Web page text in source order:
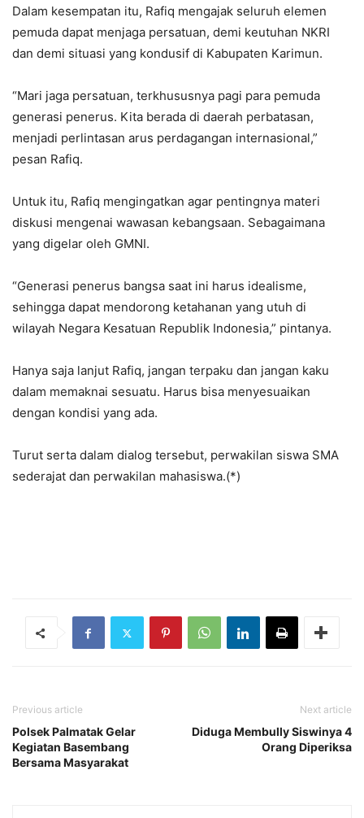
Dalam kesempatan itu, Rafiq mengajak seluruh elemen
pemuda dapat menjaga persatuan, demi keutuhan NKRI
dan demi situasi yang kondusif di Kabupaten Karimun.
“Mari jaga persatuan, terkhususnya pagi para pemuda
generasi penerus. Kita berada di daerah perbatasan,
menjadi perlintasan arus perdagangan internasional,”
pesan Rafiq.
Untuk itu, Rafiq mengingatkan agar pentingnya materi
diskusi mengenai wawasan kebangsaan. Sebagaimana
yang digelar oleh GMNI.
“Generasi penerus bangsa saat ini harus idealisme,
sehingga dapat mendorong ketahanan yang utuh di
wilayah Negara Kesatuan Republik Indonesia,” pintanya.
Hanya saja lanjut Rafiq, jangan terpaku dan jangan kaku
dalam memaknai sesuatu. Harus bisa menyesuaikan
dengan kondisi yang ada.
Turut serta dalam dialog tersebut, perwakilan siswa SMA
sederajat dan perwakilan mahasiswa.(*)
Previous article
Polsek Palmatak Gelar
Kegiatan Basembang
Bersama Masyarakat
Next article
Diduga Membully Siswinya 4
Orang Diperiksa